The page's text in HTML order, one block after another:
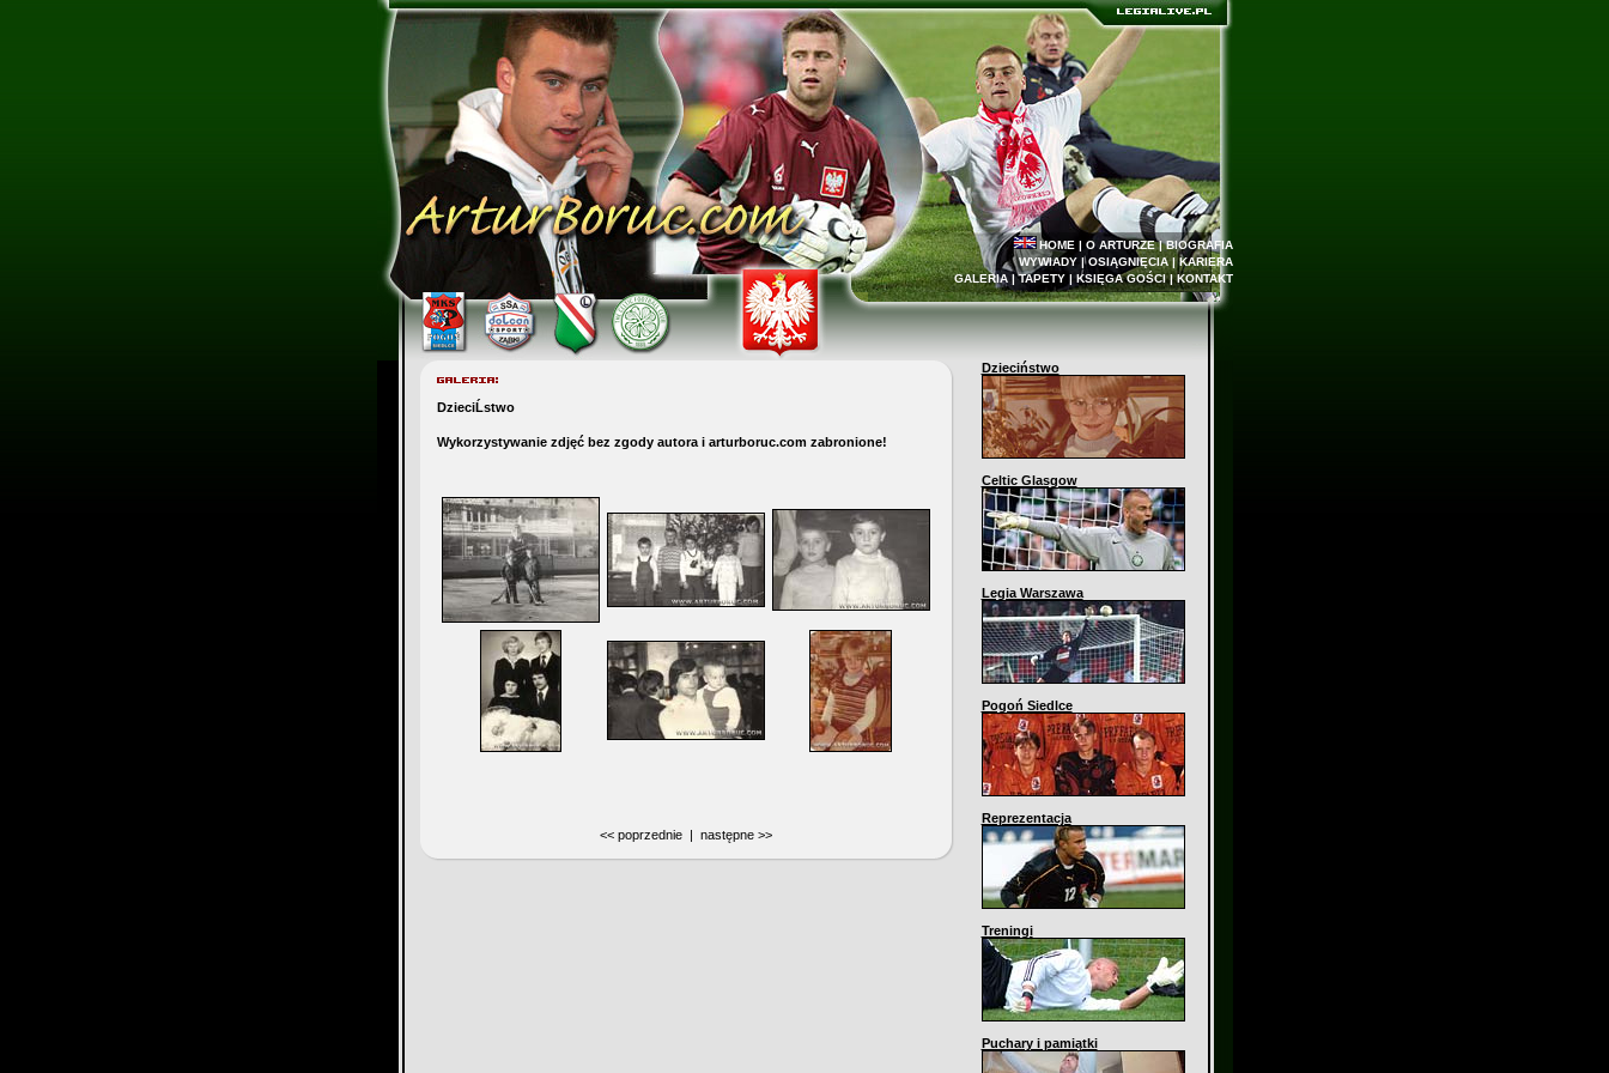
HOME | O ARTURZE|BIOGRAFIA
WYWIADY|OSIĄGNIĘCIA|KARIERA
GALERIA|TAPETY| KSIĘGA GOŚCI|KONTAKT
Dzieciństwo
Celtic Glasgow
Legia Warszawa
Pogoń Siedlce
Reprezentacja
Treningi
Puchary i pamiątki
DzieciĹstwo
Wykorzystywanie zdjęć bez zgody autora i arturboruc.com zabronione!
<< poprzednie | następne >>